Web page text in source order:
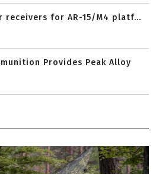
receivers for AR-15/M4 platf...
Provides Peak Alloy